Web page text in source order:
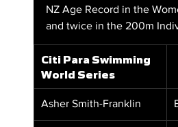
NZ Age Record in the
and twice in the 200m
Citi Para Swimming
World Series
Asher Smith-Franklin